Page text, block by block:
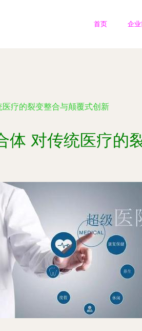
首页 企
疗的裂变整合与颠覆式创新
体 对传统医疗的